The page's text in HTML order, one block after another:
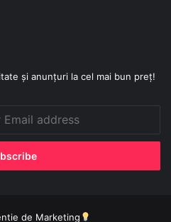
și anunțuri la cel mai bun preț!
de Marketing